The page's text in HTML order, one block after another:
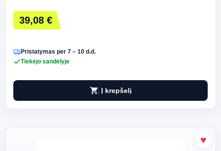
39,08 €
Pristatymas per 7 – 10 d.d.
Tiekėjo sandėlyje
shopping_cart Į krepšelį